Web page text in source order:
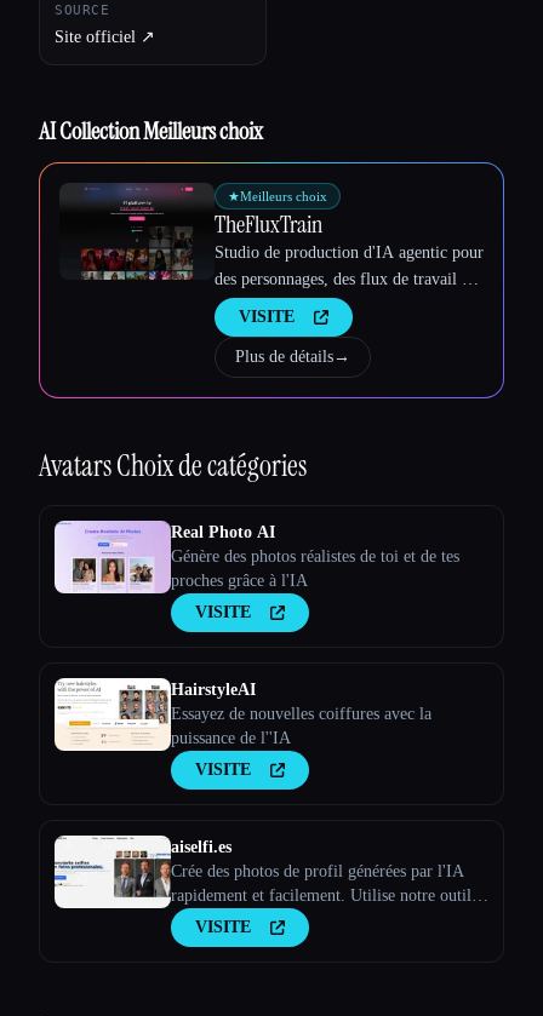
SOURCE
Site officiel ↗︎
AI Collection Meilleurs choix
★Meilleurs choix
TheFluxTrain
Studio de production d'IA agentic pour
des personnages, des flux de travail et
des vidéos cohérents
VISITE
Plus de détails→
AvatarsChoix de catégories
Real Photo AI
Génère des photos réalistes de toi et de tes
proches grâce à l'IA
VISITE
HairstyleAI
Essayez de nouvelles coiffures avec la
puissance de l''IA
VISITE
aiselfi.es
Crée des photos de profil générées par l'IA
rapidement et facilement. Utilise notre outil
pour créer des photos de profil IA
personnalisées et gratuites en quelques
VISITE